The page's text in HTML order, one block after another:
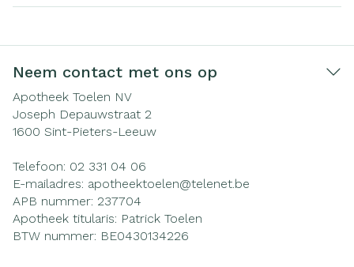
Neem contact met ons op
Apotheek Toelen NV
Joseph Depauwstraat 2
1600 Sint-Pieters-Leeuw
Telefoon: 02 331 04 06
E-mailadres: apotheektoelen@telenet.be
APB nummer: 237704
Apotheek titularis: Patrick Toelen
BTW nummer: BE0430134226